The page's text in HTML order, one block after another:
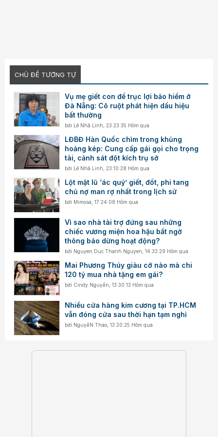
CHỦ ĐỀ TƯƠNG TỰ
Vụ mẹ giết con để trục lợi bảo hiểm ở
Đà Nẵng: Cô ruột phát hiện dấu hiệu
bất thường
bởi Lê Nhã Linh ,23:23:35 Hôm qua
LĐBĐ Hàn Quốc chìm trong khủng
hoảng kép: Cung cấp gái gọi cho trọng
tài, cảnh sát đột kích trụ sở
bởi Lê Nhã Linh ,23:10:28 Hôm qua
Lột mặt lũ ‘ác quỷ’ giết, đốt, phi tang
chủ nợ man rợ nhất trong lịch sử
bởi Mimosa ,17:24:08 Hôm qua
Vì sao nhà tài trợ đứng sau những
chiếc vương miện hoa hậu bất ngờ
thông báo dừng hoạt động?
bởi Nguyen Duc Thanh Nguyen ,14:33:29 Hôm qua
Mai Phương Thúy giàu cỡ nào mà chi
120 tỷ mua nhà tặng em gái?
bởi Cindy Nguyễn ,13:30:13 Hôm qua
Nhiều cửa hàng kim cương tại TP.HCM
vẫn đóng cửa sau thời hạn tạm nghỉ
bởi NguyễN Thao ,13:20:25 Hôm qua